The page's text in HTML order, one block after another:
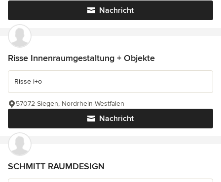
Nachricht
Risse Innenraumgestaltung + Objekte
Risse i+o
Nachricht
57072 Siegen, Nordrhein-Westfalen
SCHMITT RAUMDESIGN